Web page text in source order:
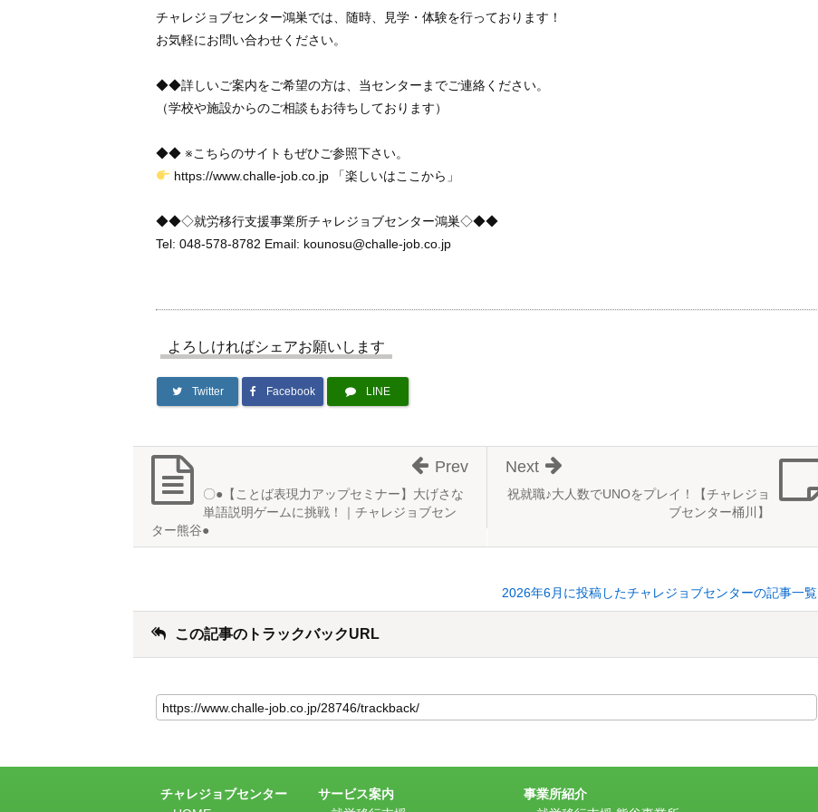
チャレジョブセンター鴻巣では、随時、見学・体験を行っております！
お気軽にお問い合わせください。
◆◆詳しいご案内をご希望の方は、当センターまでご連絡ください。
（学校や施設からのご相談もお待ちしております）
◆◆ ※こちらのサイトもぜひご参照下さい。
https://www.challe-job.co.jp 「楽しいはここから」
◆◆◇就労移行支援事業所チャレジョブセンター鴻巣◇◆◆
Tel: 048-578-8782 Email: kounosu@challe-job.co.jp
よろしければシェアお願いします
Twitter Facebook LINE
祝就職♪大人数でUNOをプレイ！【チャレジョ
ブセンター桶川】
Next
〇●【ことば表現力アップセミナー】大げさな
単語説明ゲームに挑戦！｜チャレジョブセン
ター熊谷●
Prev
2026年6月に投稿したチャレジョブセンターの記事一覧
この記事のトラックバックURL
の
記
ラ
チャレジョブセンター
サービス案内
事業所紹介